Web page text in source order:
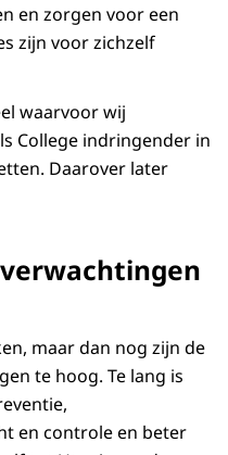
en zorgen voor een
zijn voor zichzelf
waarvoor wij
College indringender in
Daarover later
maar dan nog zijn de
te hoog. Te lang is
en controle en beter